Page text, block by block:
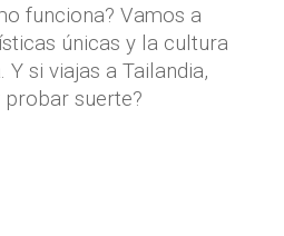
funciona? Vamos a
únicas y la cultura
si viajas a Tailandia,
suerte?